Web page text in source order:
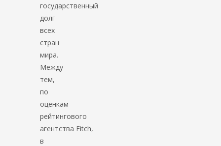
государственный
долг
всех
стран
мира.
Между
тем,
по
оценкам
рейтингового
агентства Fitch,
в